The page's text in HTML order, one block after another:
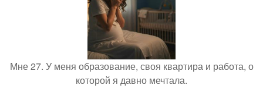
Мне 27. У меня образование, своя квартира и работа, о
которой я давно мечтала.